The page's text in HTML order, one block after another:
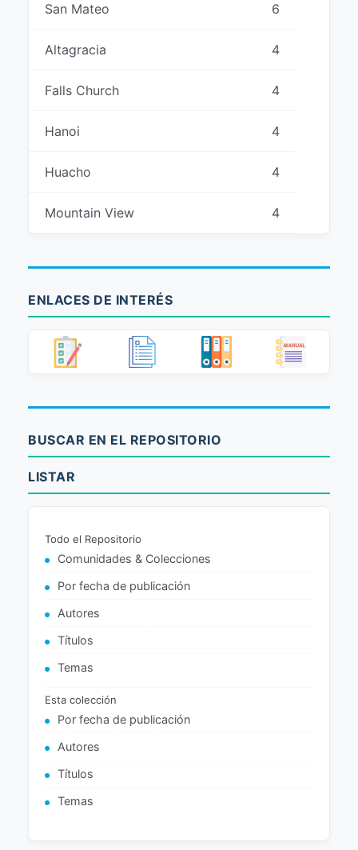
San Mateo 6
Altagracia 4
Falls Church 4
Hanoi 4
Huacho 4
Mountain View 4
ENLACES DE INTERÉS
BUSCAR EN EL REPOSITORIO
LISTAR
Todo el Repositorio
Comunidades & Colecciones
Por fecha de publicación
Autores
Títulos
Temas
Esta colección
Por fecha de publicación
Autores
Títulos
Temas